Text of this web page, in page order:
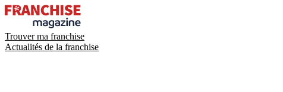
Trouver ma franchise
Actualités de la franchise